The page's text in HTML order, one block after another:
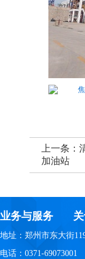
上一条：
加油站
业务与服务
地址：郑州市东大街
电话：0371-69073001